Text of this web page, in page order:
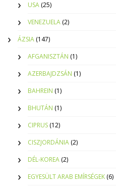
USA (25)
VENEZUELA (2)
ÁZSIA (147)
AFGANISZTÁN (1)
AZERBAJDZSÁN (1)
BAHREIN (1)
BHUTÁN (1)
CIPRUS (12)
CISZJORDÁNIA (2)
DÉL-KOREA (2)
EGYESÜLT ARAB EMÍRSÉGEK (6)